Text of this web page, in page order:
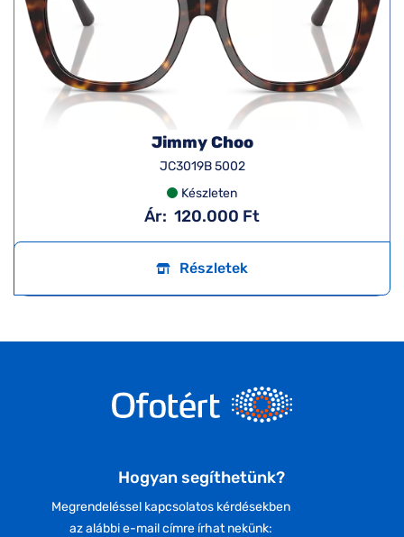
Jimmy Choo
JC3019B 5002
Készleten
Ár: 120.000 Ft
Részletek
Hogyan segíthetünk?
Megrendeléssel kapcsolatos kérdésekben
az alábbi e-mail címre írhat nekünk: